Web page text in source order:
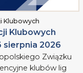
Klubowych
Klubowych
sierpnia 2026
Związku
klubów lig